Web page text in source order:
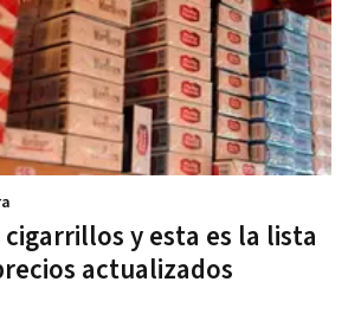
y esta es la lista
actualizados